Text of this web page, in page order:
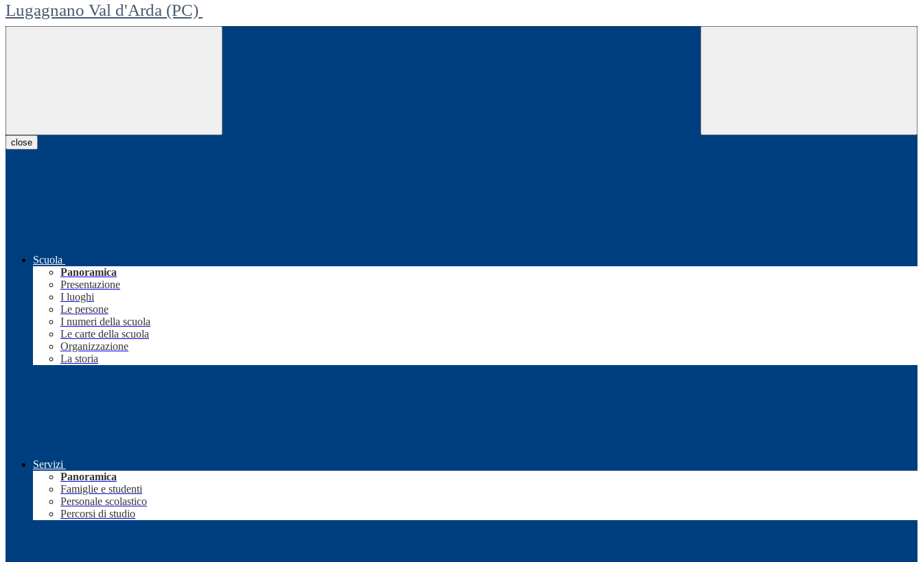
Lugagnano Val d'Arda (PC)
close
Scuola
Panoramica
Presentazione
I luoghi
Le persone
I numeri della scuola
Le carte della scuola
Organizzazione
La storia
Servizi
Panoramica
Famiglie e studenti
Personale scolastico
Percorsi di studio